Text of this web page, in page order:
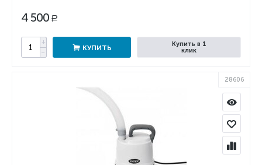
4 500 Р
+
−
КУПИТЬ
Купить в 1
клик
28606